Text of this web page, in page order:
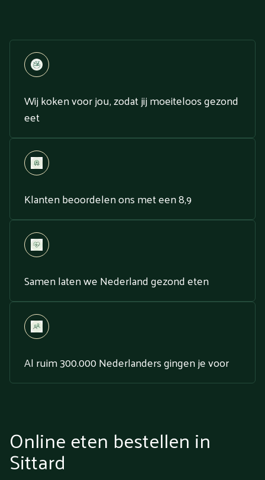
Wij koken voor jou, zodat jij moeiteloos gezond
eet
Klanten beoordelen ons met een 8,9
Samen laten we Nederland gezond eten
Al ruim 300.000 Nederlanders gingen je voor
Online eten bestellen in
Sittard